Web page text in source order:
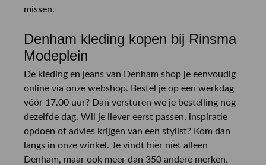
missen.
Denham kleding kopen bij Rinsma
Modeplein
De kleding en jeans van Denham shop je eenvoudig
online via onze webshop. Bestel je op een werkdag
vóór 17.00 uur? Dan versturen we je bestelling nog
dezelfde dag. Wil je liever eerst passen, inspiratie
opdoen of advies krijgen van een stylist? Kom dan
langs in onze winkel. Je vindt hier niet alleen
Denham, maar ook meer dan 350 andere merken.